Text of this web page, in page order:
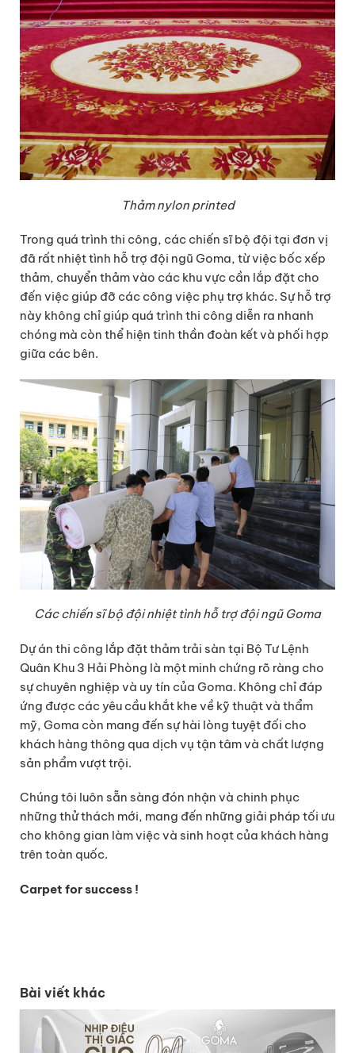
Thảm nylon printed
Trong quá trình thi công, các chiến sĩ bộ đội tại đơn vị
đã rất nhiệt tình hỗ trợ đội ngũ Goma, từ việc bốc xếp
thảm, chuyển thảm vào các khu vực cần lắp đặt cho
đến việc giúp đỡ các công việc phụ trợ khác. Sự hỗ trợ
này không chỉ giúp quá trình thi công diễn ra nhanh
chóng mà còn thể hiện tinh thần đoàn kết và phối hợp
giữa các bên.
Các chiến sĩbộ đội nhiệt tình hỗ trợ đội ngũ Goma
Dự án thi công lắp đặt thảm trải sàn tại Bộ Tư Lệnh
Quân Khu 3 Hải Phòng là một minh chứng rõ ràng cho
sự chuyên nghiệp và uy tín của Goma. Không chỉ đáp
ứng được các yêu cầu khắt khe về kỹ thuật và thẩm
mỹ, Goma còn mang đến sự hài lòng tuyệt đối cho
khách hàng thông qua dịch vụ tận tâm và chất lượng
sản phẩm vượt trội.
Chúng tôi luôn sẵn sàng đón nhận và chinh phục
những thử thách mới, mang đến những giải pháp tối ưu
cho không gian làm việc và sinh hoạt của khách hàng
trên toàn quốc.
Carpet for success !
Bài viết khác